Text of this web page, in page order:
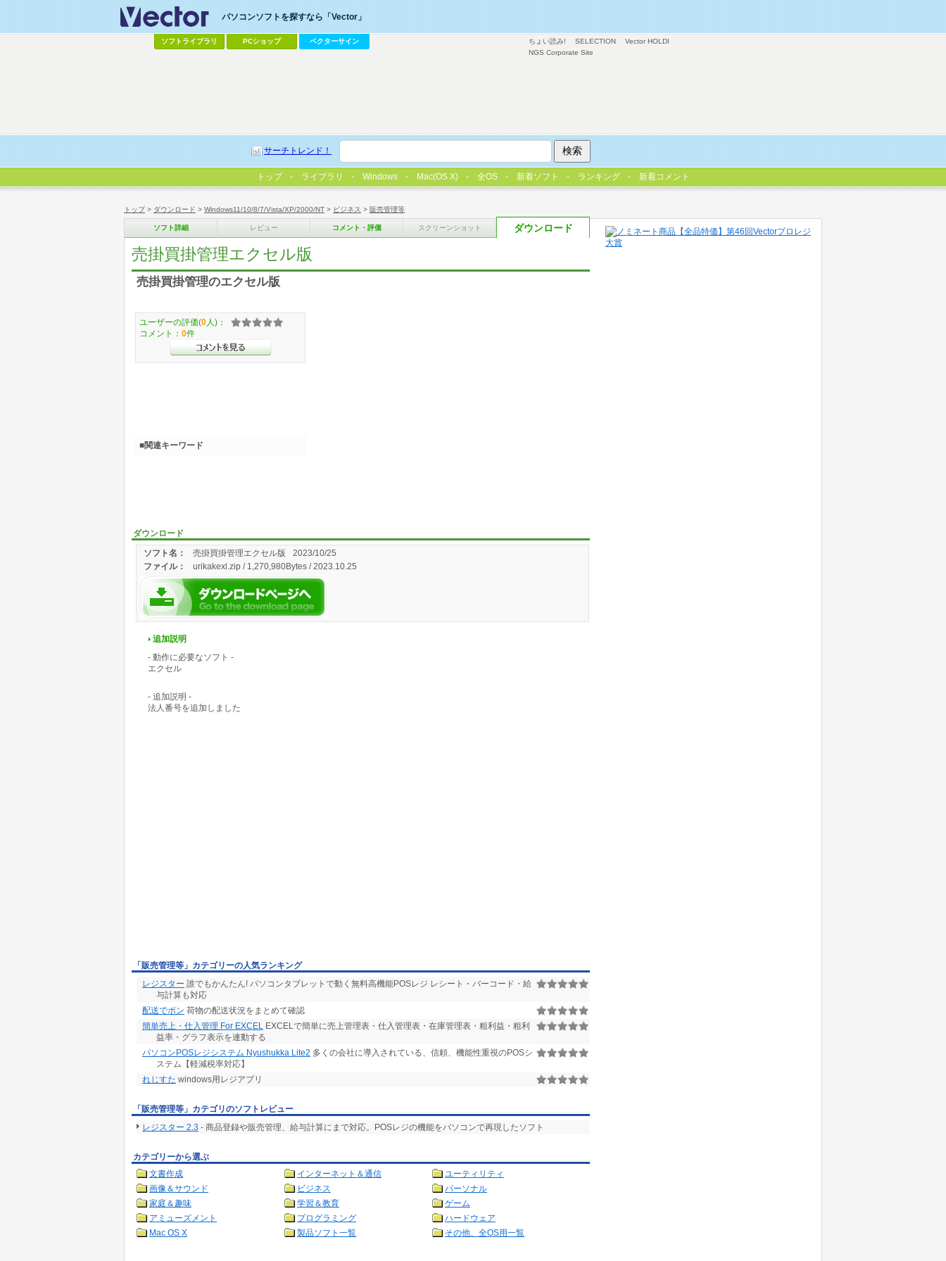
トップ> ダウンロード > Windows11/10/8/7/Vista/XP/2000/NT > ビジネス > 販売管理等
ソフト詳細 レビュー コメント・評価 スクリーンショット ダウンロード
売掛買掛管理エクセル版
売掛買掛管理のエクセル版
ダウンロード
ソフト名：
売掛買掛管理エクセル版 2023/10/25
ファイル： urikakexl.zip / 1,270,980Bytes / 2023.10.25
追加説明
- 動作に必要なソフト -
エクセル
- 追加説明 -
法人番号を追加しました
ユーザーの評価(0 人)：
コメント： 0件
■関連キーワード
「販売管理等」カテゴリーの人気ランキング
レジスター 誰でもかんたん! パソコンタブレットで動く無料高機能POSレジ レシート・バーコード・給
与計算も対応
配送でポン 荷物の配送状況をまとめて確認
簡単売上・仕入管理 For EXCEL EXCELで簡単に売上管理表・仕入管理表・在庫管理表・粗利益・粗利
益率・グラフ表示を連動する
パソコンPOSレジシステム Nyushukka Lite2 多くの会社に導入されている、信頼、機能性重視のPOSシ
ステム【軽減税率対応】
れじすた windows用レジアプリ
「販売管理等」カテゴリのソフトレビュー
レジスター 2.3 - 商品登録や販売管理、給与計算にまで対応。POSレジの機能をパソコンで再現したソフト
カテゴリーから選ぶ
文書作成
インターネット＆通信
ユーティリティ
画像＆サウンド
ビジネス
パーソナル
家庭＆趣味
学習＆教育
ゲーム
アミューズメント
プログラミング
ハードウェア
Mac OS X
製品ソフト一覧 その他、全OS用一覧
ちょい読み! SELECTION
Vector HOLDI
NGS Corporate Site
パソコンソフトを探すなら「Vector」
ソフトライブラリ PCショップ ベクターサイン
サーチトレンド！
トップ ライブラリ Windows Mac(OS X) 全OS 新着ソフト ランキング 新着コメント